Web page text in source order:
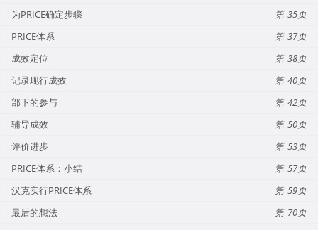
为PRICE确定步骤
35
PRICE体系
37
成效定位
38
记录现行成效
40
部下的参与
42
辅导成效
50
评价进步
53
PRICE体系：小结
57
汉克实行PRICE体系
59
最后的想法
70